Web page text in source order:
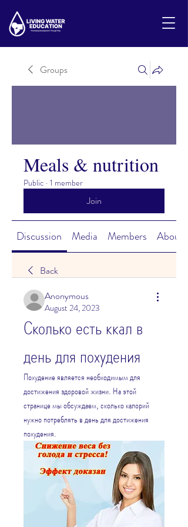
Groups
Meals & nutrition
Public · 1 member
Join
Discussion Media Members About
Back
Anonymous
August 24, 2023
Сколько есть ккал в
день для похудения
Похудение является необходимым для
достижения здоровой жизни. На этой
странице мы обсуждаем, сколько калорий
нужно потреблять в день для достижения
похудения.